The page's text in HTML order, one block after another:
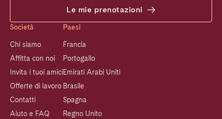
Le mie prenotazioni
Società
Chi siamo
Affitta con noi
Invita i tuoi amici
Offerte di lavoro
Contatti
Aiuto e FAQ
Paesi
Francia
Portogallo
Emirati Arabi Uniti
Brasile
Spagna
Regno Unito